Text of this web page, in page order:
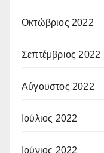
Οκτώβριος 2022
Σεπτέμβριος 2022
Αύγουστος 2022
Ιούλιος 2022
Ιούνιος 2022